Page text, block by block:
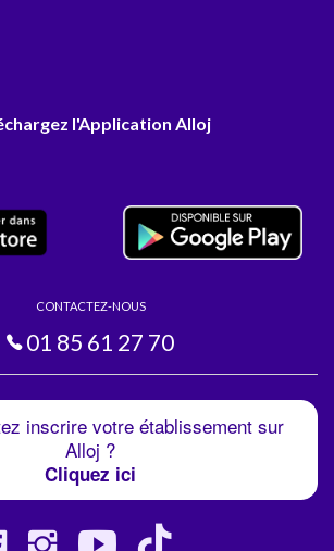
l'Application Alloj
CONTACTEZ-NOUS
01 85 61 27 70
inscrire votre établissement sur
Alloj ?
Cliquez ici